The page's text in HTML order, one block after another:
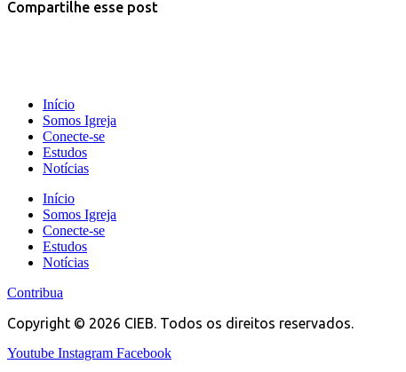
Compartilhe esse post
Início
Somos Igreja
Conecte-se
Estudos
Notícias
Início
Somos Igreja
Conecte-se
Estudos
Notícias
Contribua
Copyright © 2026 CIEB. Todos os direitos reservados.
Youtube Instagram Facebook